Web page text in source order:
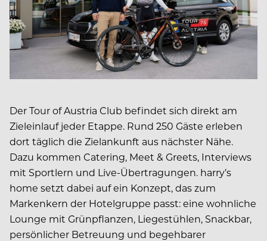
Der Tour of Austria Club befindet sich direkt am
Zieleinlauf jeder Etappe. Rund 250 Gäste erleben
dort täglich die Zielankunft aus nächster Nähe.
Dazu kommen Catering, Meet & Greets, Interviews
mit Sportlern und Live-Übertragungen. harry’s
home setzt dabei auf ein Konzept, das zum
Markenkern der Hotelgruppe passt: eine wohnliche
Lounge mit Grünpflanzen, Liegestühlen, Snackbar,
persönlicher Betreuung und begehbarer